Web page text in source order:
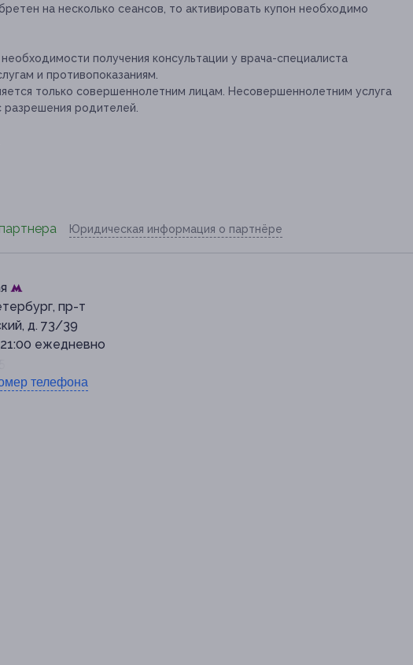
на несколько сеансов, то активировать купон необходимо
получения консультации у врача-специалиста
и противопоказаниям.
только совершеннолетним лицам. Несовершеннолетним услуга
разрешения родителей.
Юридическая информация о партнёре
пр-т
д. 73/39
ежедневно
55-00
телефона